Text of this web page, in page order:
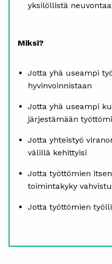
yksilöllistä neuvontaa
Miksi?
Jotta yhä useampi
hyvinvoinnistaan
Jotta yhä useampi
järjestämään
Jotta yhteistyö
välillä kehittyisi
Jotta työttömien
toimintakyky
Jotta työttömien